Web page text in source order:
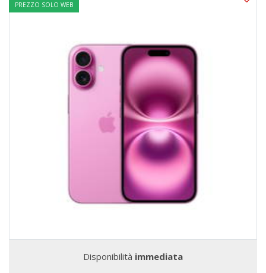
PREZZO SOLO WEB
Disponibilità immediata